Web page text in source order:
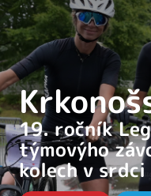
19. ročník
týmovýho
kolech v srdci